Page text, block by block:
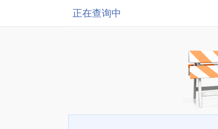
正在查询中